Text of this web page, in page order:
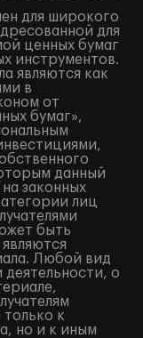
для широкого
для
ценных бумаг
инструментов.
являются как
в
от
бумаг»,
данный
законных
лиц
быть
Любой вид
о
к
но и к иным